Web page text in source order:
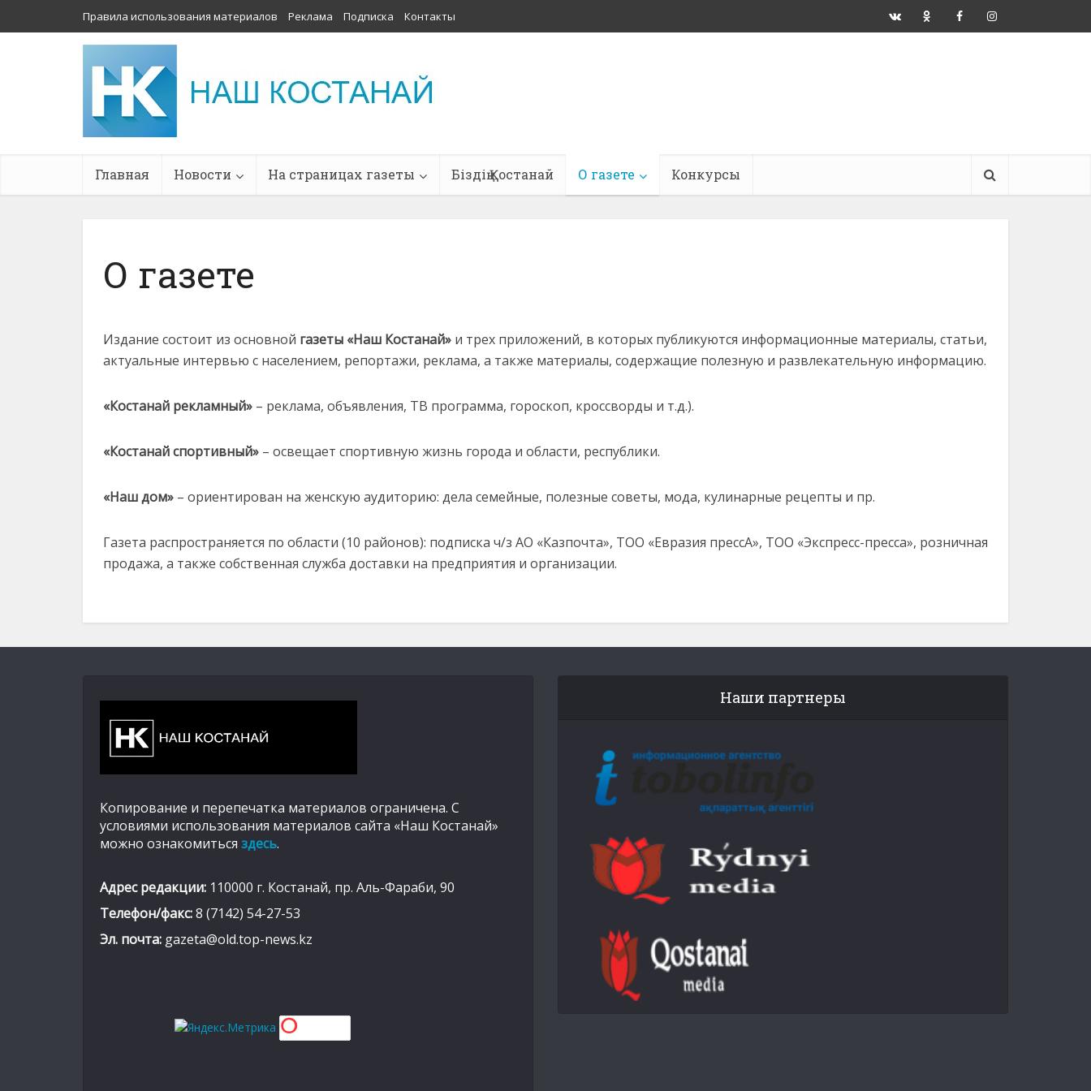
Правила использования материалов Реклама Подписка Контакты
Главная Новости На страницах газеты Біздің Қостанай О газете Конкурсы
О газете
Издание состоит из основной газеты «Наш Костанай» и трех приложений, в которых публикуются информационные материалы, статьи,
актуальные интервью с населением, репортажи, реклама, а также материалы, содержащие полезную и развлекательную информацию.
«Костанай рекламный» – реклама, объявления, ТВ программа, гороскоп, кроссворды и т.д.).
«Костанай спортивный» – освещает спортивную жизнь города и области, республики.
«Наш дом» – ориентирован на женскую аудиторию: дела семейные, полезные советы, мода, кулинарные рецепты и пр.
Газета распространяется по области (10 районов): подписка ч/з АО «Казпочта», ТОО «Евразия прессА», ТОО «Экспресс-пресса», розничная
продажа, а также собственная служба доставки на предприятия и организации.
Копирование и перепечатка материалов ограничена. С
условиями использования материалов сайта «Наш Костанай»
можно ознакомиться здесь.
Адрес редакции: 110000 г. Костанай, пр. Аль-Фараби, 90
Телефон/факс:8 (7142) 54-27-53
Эл. почта: gazeta@old.top-news.kz
Наши партнеры